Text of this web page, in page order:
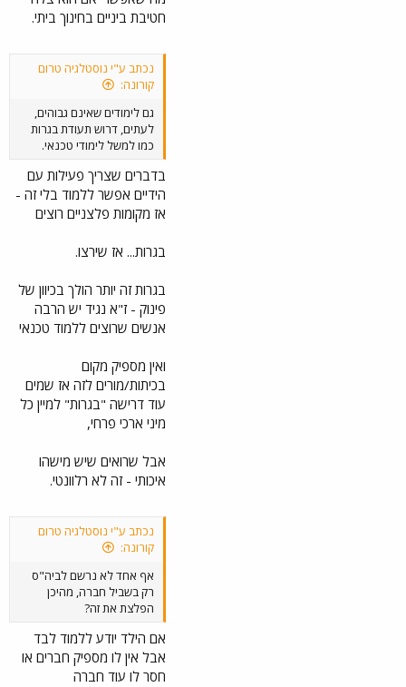
חטיבת ביניים בחינוך ביתי.
נכתב ע"י נוסטלגיה טרום
קורונה:
גם לימודים שאינם גבוהים,
לעתים, דרוש תעודת בגרות
כמו למשל לימודי טכנאי.
בדברים שצריך פעילות עם
הידיים אפשר ללמוד בלי זה -
אז מקומות פלצניים רוצים
בגרות... אז שירצו.
בגרות זה יותר הולך בכיוון של
פינוק - ז"א נגיד יש הרבה
אנשים שרוצים ללמוד טכנאי
ואין מספיק מקום
בכיתות/מורים לזה אז שמים
עוד דרישה "בגרות" למיין כל
מיני ארכי פרחי,
אבל שרואים שיש מישהו
איכותי - זה לא רלוונטי.
נכתב ע"י נוסטלגיה טרום
קורונה:
אף אחד לא נרשם לביה"ס
רק בשביל חברה, מהיכן
הפלצת את זה?
אם הילד יודע ללמוד לבד
אבל אין לו מספיק חברים או
חסר לו עוד חברה